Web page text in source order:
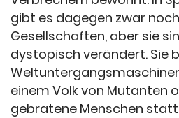
gibt es dagegen zwar
Gesellschaften, aber sie
dystopisch verändert. Sie
einem Volk von Mutanten
gebratene Menschen statt